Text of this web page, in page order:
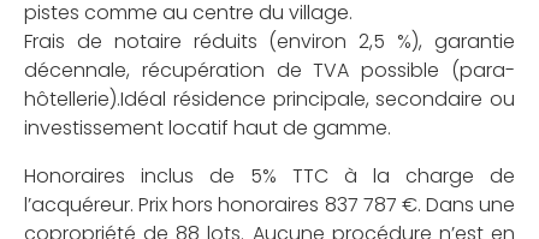
pistes comme au centre du village.
Frais de notaire réduits (environ 2,5 %), garantie
décennale, récupération de TVA possible (para-
hôtellerie).Idéal résidence principale, secondaire ou
investissement locatif haut de gamme.
Honoraires inclus de 5% TTC à la charge de
l’acquéreur. Prix hors honoraires 837 787 €. Dans une